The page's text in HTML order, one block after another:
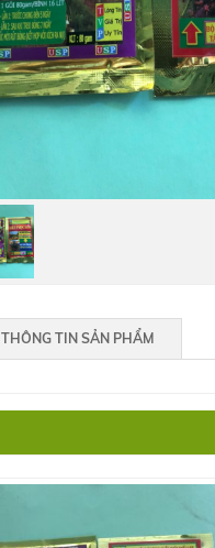
THÔNG TIN SẢN PHẨM